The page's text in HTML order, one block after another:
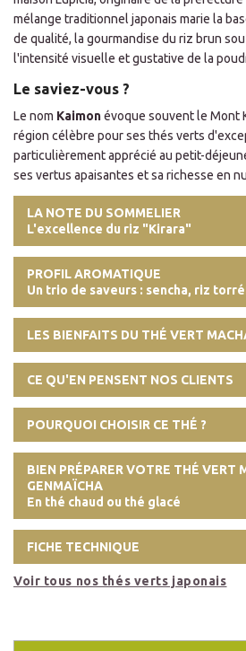
mélange traditionnel japonais marie la
de qualité, la gourmandise du riz brun
l'intensité visuelle et gustative de la
Le saviez-vous ?
Le nom Kaimonévoque souvent le Mont
région célèbre pour ses thés verts
particulièrement apprécié au petit-
ses vertus apaisantes et sa richesse en
LA NOTE DU SOMMELIER
L'excellence du riz "Kirara"
PROFIL AROMATIQUE
Un trio de saveurs : sencha, riz
LES BIENFAITS DU THÉ VERT
CE QU'EN PENSENT NOS CLIENTS
POURQUOI CHOISIR CE THÉ ?
BIEN PRÉPARER VOTRE THÉ VERT
GENMAÏCHA
En thé chaud ou thé glacé
FICHE TECHNIQUE
Voir tous nos thés verts japonais